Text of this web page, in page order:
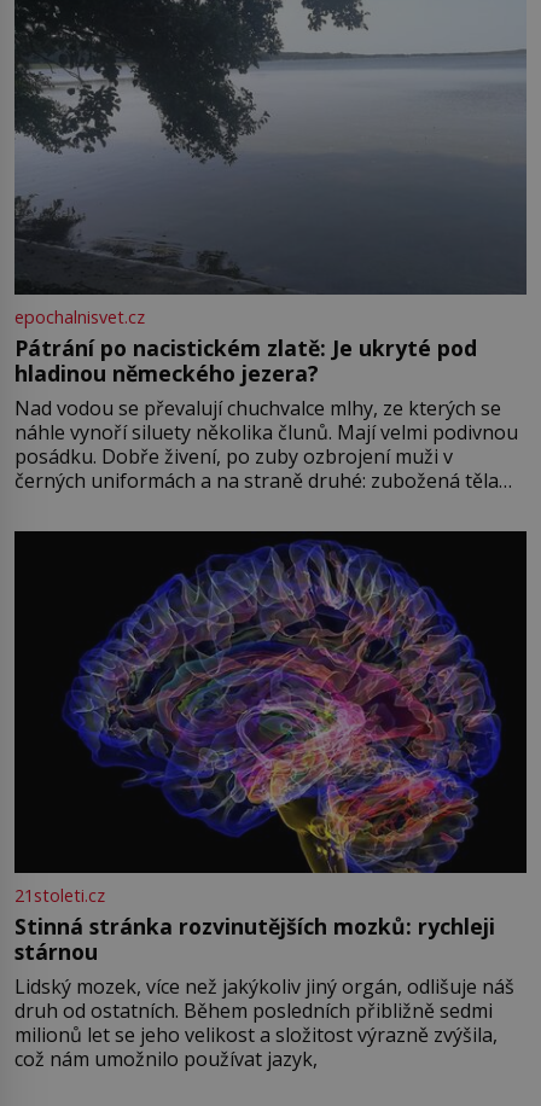
epochalnisvet.cz
Pátrání po nacistickém zlatě: Je ukryté pod
hladinou německého jezera?
Nad vodou se převalují chuchvalce mlhy, ze kterých se
náhle vynoří siluety několika člunů. Mají velmi podivnou
posádku. Dobře živení, po zuby ozbrojení muži v
černých uniformách a na straně druhé: zubožená těla
přízračná scéna znamená? Je jaro roku 1945, druhá
světová válka se chýlí ke konci. Jezero Stolpsee
21stoleti.cz
Stinná stránka rozvinutějších mozků: rychleji
stárnou
Lidský mozek, více než jakýkoliv jiný orgán, odlišuje náš
druh od ostatních. Během posledních přibližně sedmi
milionů let se jeho velikost a složitost výrazně zvýšila,
což nám umožnilo používat jazyk,